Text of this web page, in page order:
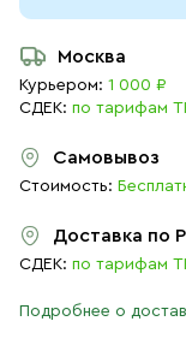
Москва
Курьером: 1 000 ₽
СДЕК: по тарифам
Самовывоз
Стоимость:
Доставка по
СДЕК: по тарифам
Подробнее о